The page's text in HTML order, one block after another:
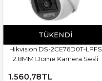
TÜKENDI
Hikvision DS-2CE76D0T-LPFS
2.8MM Dome Kamera Sesli
1.560,78TL